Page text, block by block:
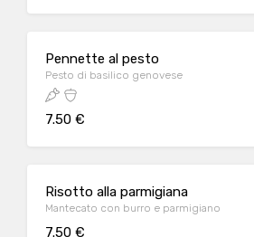
Pennette al pesto
Pesto di basilico genovese
7.50 €
Risotto alla parmigiana
Mantecato con burro e parmigiano
7.50 €